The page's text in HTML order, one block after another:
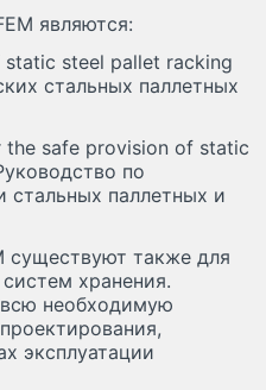
являются:
static steel pallet racking
стальных паллетных
the safe provision of static
по
стальных паллетных и
существуют также для
хранения.
необходимую
эксплуатации